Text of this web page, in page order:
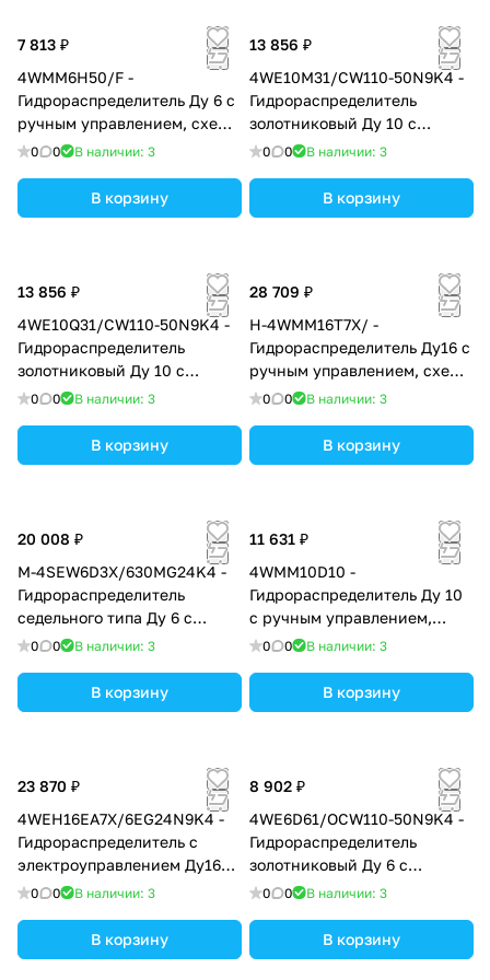
7 813 ₽
4WMM6H50/F -
Гидрораспределитель Ду 6 с
ручным управлением, схема
H (14), возврат - F =
0 0 В наличии: 3
В корзину
13 856 ₽
4WE10M31/CW110-50N9K4 -
Гидрораспределитель
золотниковый Ду 10 с
электроуправлением W110,
пружинный
0 0 В наличии: 3
В корзину
13 856 ₽
4WE10Q31/CW110-50N9K4 -
Гидрораспределитель
золотниковый Ду 10 с
электроуправлением W110,
пружинный
0 0 В наличии: 3
В корзину
28 709 ₽
H-4WMM16T7X/ -
Гидрораспределитель Ду16 с
ручным управлением, схема
T (64А), возврат -
0 0 В наличии: 3
В корзину
20 008 ₽
M-4SEW6D3X/630MG24K4 -
Гидрораспределитель
седельного типа Ду 6 с
электроуправлением на 630
0 0 В наличии: 3
В корзину
11 631 ₽
4WMM10D10 -
Гидрораспределитель Ду 10
с ручным управлением,
схема D (574А), возврат -
0 0 В наличии: 3
В корзину
23 870 ₽
4WEH16EA7X/6EG24N9K4 -
Гидрораспределитель с
электроуправлением Ду16
схема EA (44-1), напряжение
Y - внешние
0 0 В наличии: 3
В корзину
8 902 ₽
4WE6D61/OCW110-50N9K4 -
Гидрораспределитель
золотниковый Ду 6 с
электроуправлением, схема
электроуправление W110,
возврат - O = без пружины
0 0 В наличии: 3
В корзину